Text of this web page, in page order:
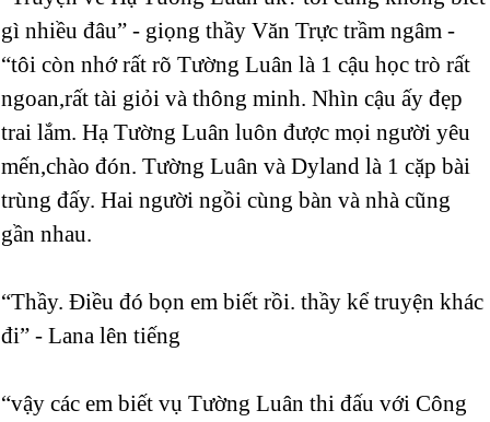
gì nhiều đâu” - giọng thầy Văn Trực trầm ngâm -
“tôi còn nhớ rất rõ Tường Luân là 1 cậu học trò rất
ngoan,rất tài giỏi và thông minh. Nhìn cậu ấy đẹp
trai lắm. Hạ Tường Luân luôn được mọi người yêu
mến,chào đón. Tường Luân và Dyland là 1 cặp bài
trùng đấy. Hai người ngồi cùng bàn và nhà cũng
gần nhau.
“Thầy. Điều đó bọn em biết rồi. thầy kể truyện khác
đi” - Lana lên tiếng
“vậy các em biết vụ Tường Luân thi đấu với Công